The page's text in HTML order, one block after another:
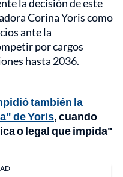
la decisión de este
Corina Yoris como
ante la
por cargos
hasta 2036.
también la
de Yoris, cuando
o legal que impida"